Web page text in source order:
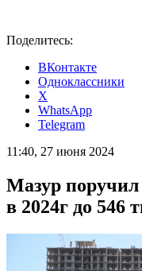
Поделитесь:
ВКонтакте
Одноклассники
X
WhatsApp
Telegram
11:40, 27 июня 2024
Мазур
в 2024г до 546